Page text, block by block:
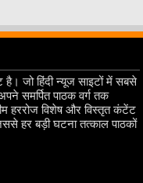
है। जो हिंदी न्यूज साइटों में सबसे
समर्पित पाठक वर्ग तक
हररोज विशेष और विस्तृत कंटेंट
हर बड़ी घटना तत्काल पाठकों